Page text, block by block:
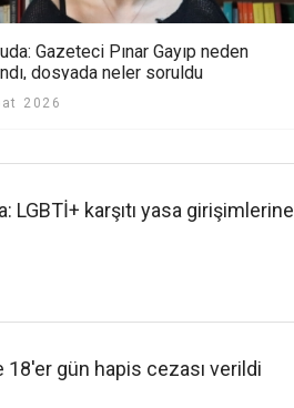
Gazeteci Pınar Gayıp neden
dosyada neler soruldu
2026
LGBTİ+ karşıtı yasa girişimlerine
18'er gün hapis cezası verildi